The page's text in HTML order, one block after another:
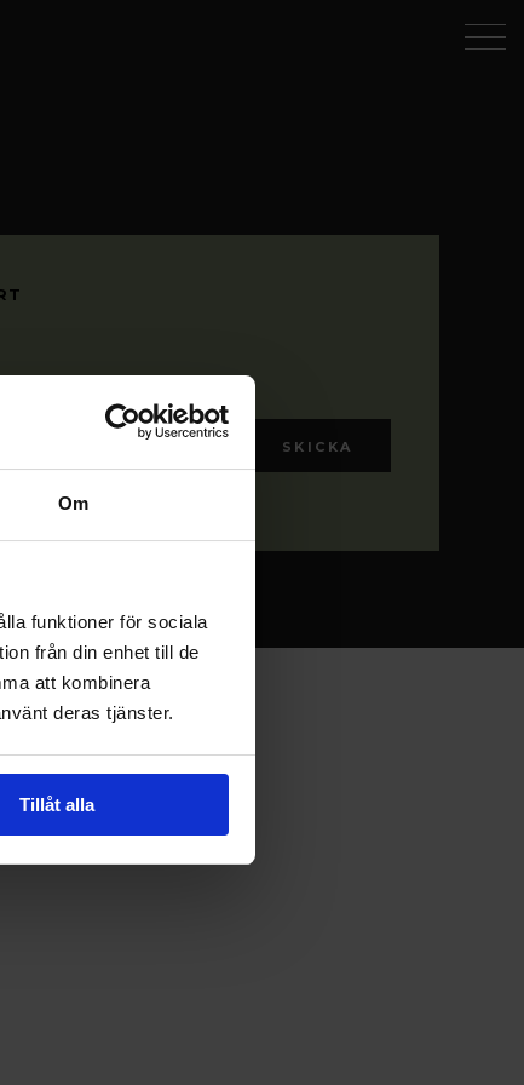
Om
funktioner för sociala
från din enhet till de
att kombinera
deras tjänster.
Tillåt alla